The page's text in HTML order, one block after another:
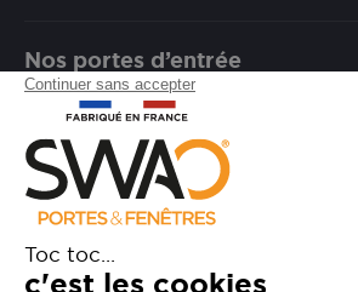
Nos portes d’entrée
Notre marque
Besoin d'assistance ?
Garanties